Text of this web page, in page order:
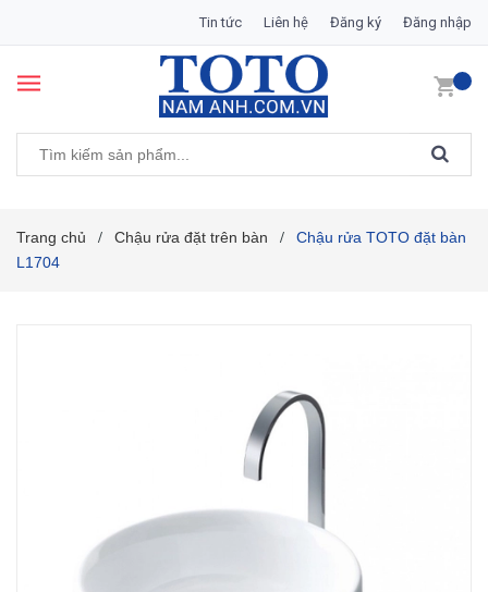
Tin tức Liên hệ Đăng ký Đăng nhập
Trang chủ / Chậu rửa đặt trên bàn /
Chậu rửa TOTO đặt bàn
L1704